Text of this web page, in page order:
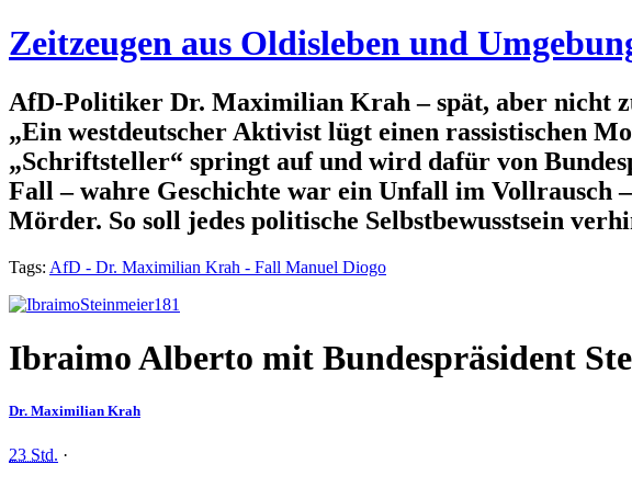
Zeitzeugen aus Oldisleben und
AfD-Politiker Dr. Maximilian Krah – spät, aber nicht
„Ein westdeutscher Aktivist lügt einen rassistischen
„Schriftsteller“ springt auf und wird dafür von
Fall – wahre Geschichte war ein Unfall im Vollrausch
Mörder. So soll jedes politische Selbstbewusstsein
Tags: AfD - Dr. Maximilian Krah - Fall Manuel Diogo
Ibraimo Alberto mit Bundespräsident
Dr. Maximilian Krah
23 Std. ·